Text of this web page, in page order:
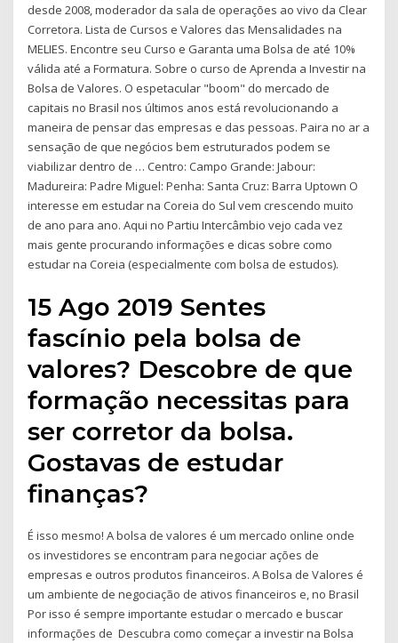
desde 2008, moderador da sala de operações ao vivo da Clear
Corretora. Lista de Cursos e Valores das Mensalidades na
MELIES. Encontre seu Curso e Garanta uma Bolsa de até 10%
válida até a Formatura. Sobre o curso de Aprenda a Investir na
Bolsa de Valores. O espetacular "boom" do mercado de
capitais no Brasil nos últimos anos está revolucionando a
maneira de pensar das empresas e das pessoas. Paira no ar a
sensação de que negócios bem estruturados podem se
viabilizar dentro de … Centro: Campo Grande: Jabour:
Madureira: Padre Miguel: Penha: Santa Cruz: Barra Uptown O
interesse em estudar na Coreia do Sul vem crescendo muito
de ano para ano. Aqui no Partiu Intercâmbio vejo cada vez
mais gente procurando informações e dicas sobre como
estudar na Coreia (especialmente com bolsa de estudos).
15 Ago 2019 Sentes
fascínio pela bolsa de
valores? Descobre de que
formação necessitas para
ser corretor da bolsa.
Gostavas de estudar
finanças?
É isso mesmo! A bolsa de valores é um mercado online onde
os investidores se encontram para negociar ações de
empresas e outros produtos financeiros. A Bolsa de Valores é
um ambiente de negociação de ativos financeiros e, no Brasil
Por isso é sempre importante estudar o mercado e buscar
informações de Descubra como começar a investir na Bolsa